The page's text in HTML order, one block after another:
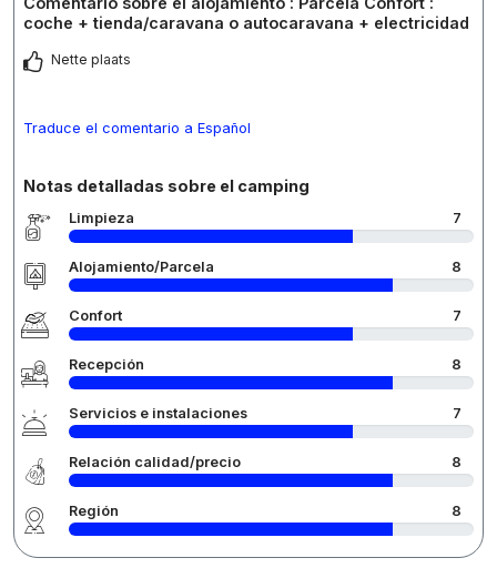
coche + tienda/caravana o autocaravana + electricidad
Nette plaats
Traduce el comentario a Español
Notas detalladas sobre el camping
Limpieza 7
Alojamiento/Parcela 8
Confort 7
Recepción 8
Servicios e instalaciones 7
Relación calidad/precio 8
Región 8